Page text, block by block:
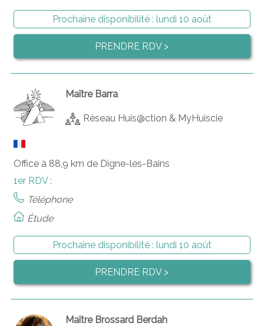
Prochaine disponibilité : lundi 10 août
PRENDRE RDV >
Maître Barra
Réseau Huis@ction & MyHuiscie
Office à 88,9 km de Digne-les-Bains
1er RDV :
Téléphone
Étude
Prochaine disponibilité : lundi 10 août
PRENDRE RDV >
Maître Brossard Berdah